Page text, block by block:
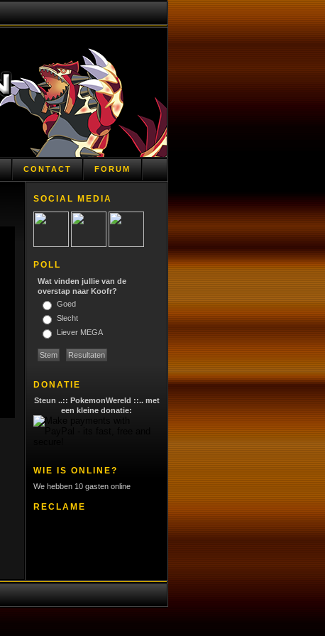
CONTACT FORUM
SOCIAL MEDIA
POLL
Wat vinden jullie van de
overstap naar Koofr?
Goed
Slecht
Liever MEGA
DONATIE
Steun ..:: PokemonWereld ::.. met
een kleine donatie:
WIE IS ONLINE?
We hebben 10 gasten online
RECLAME